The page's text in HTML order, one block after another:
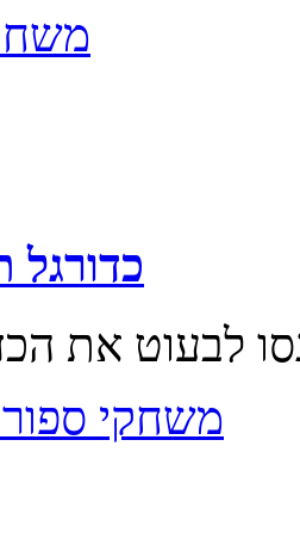
כדורגל
משחקי